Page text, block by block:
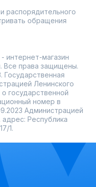
распорядительного
обращения
интернет-магазин
Все права защищены.
Государственная
Ленинского
государственной
номер в
Администрацией
Республика
1.